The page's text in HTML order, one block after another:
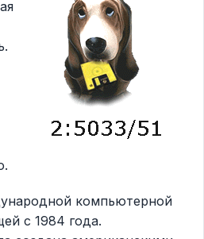
компьютерной
с 1984 года.